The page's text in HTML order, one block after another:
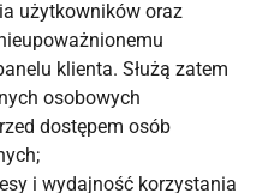
użytkowników oraz
klienta. Służą zatem
osobowych
dostępem osób
i wydajność korzystania